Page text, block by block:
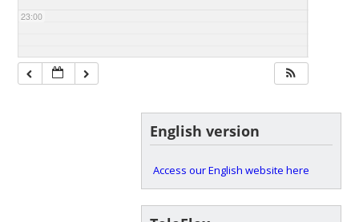
23:00
English version
Access our English website here